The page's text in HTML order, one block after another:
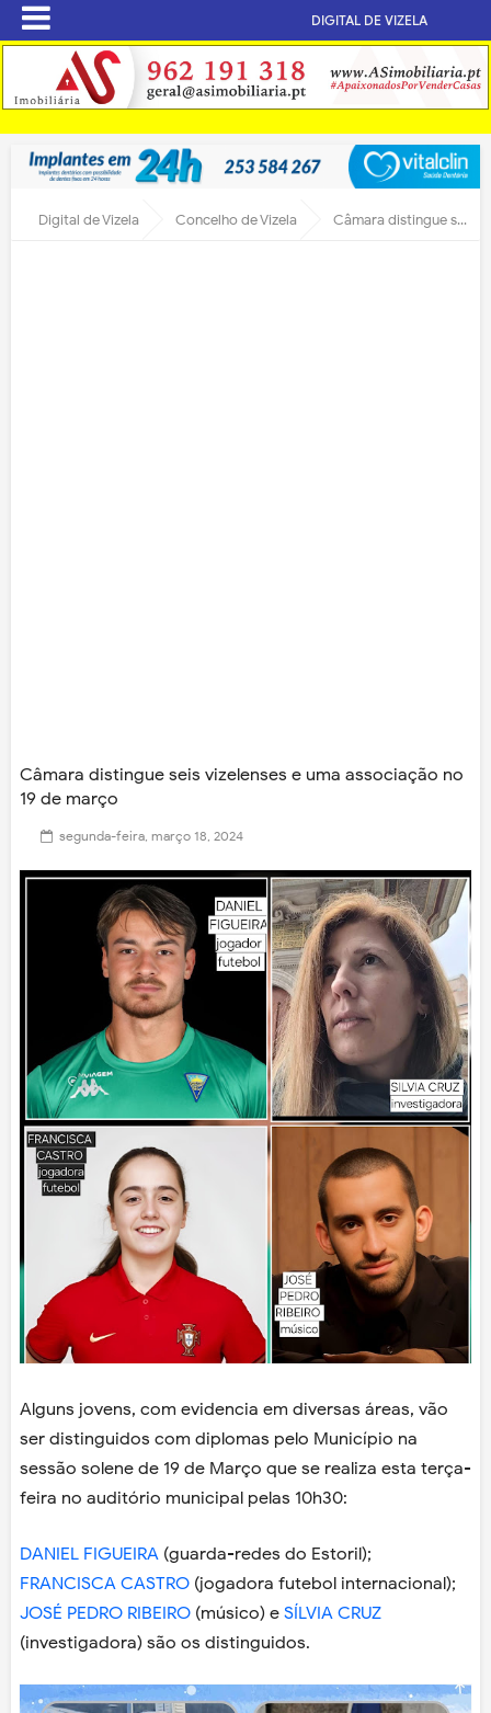
DIGITAL DE VIZELA
Digital de Vizela Concelho de Vizela Câmara distingue seis vizelenses e uma associação no 19 de março
Câmara distingue seis vizelenses e uma associação no
19 de março
segunda-feira, março 18, 2024
Alguns jovens, com evidencia em diversas áreas, vão
ser distinguidos com diplomas pelo Município na
sessão solene de 19 de Março que se realiza esta terça-
feira no auditório municipal pelas 10h30:
DANIEL FIGUEIRA (guarda-redes do Estoril);
FRANCISCA CASTRO (jogadora futebol internacional);
JOSÉ PEDRO RIBEIRO (músico) e SÍLVIA CRUZ
(investigadora) são os distinguidos.